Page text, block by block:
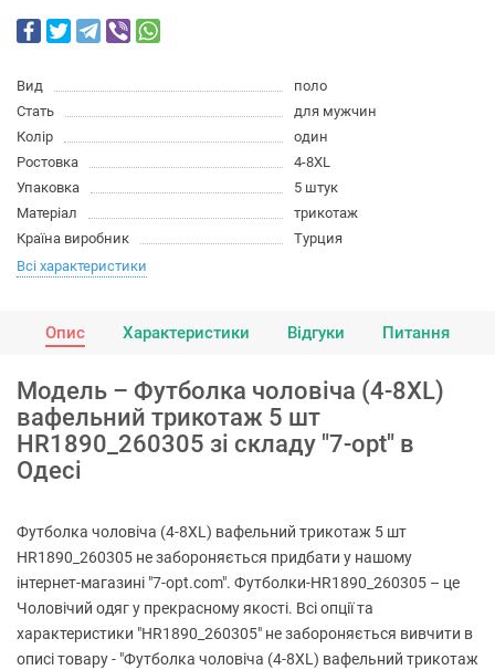
Вид
поло
Стать
для мужчин
Колір
один
Ростовка
4-8XL
Упаковка
5 штук
Матеріал
трикотаж
Країна виробник
Турция
Всі характеристики
Опис Характеристики Відгуки Питання
Модель – Футболка чоловіча (4-8XL)
вафельний трикотаж 5 шт
HR1890_260305 зі складу "7-opt" в
Одесі
Футболка чоловіча (4-8XL) вафельний трикотаж 5 шт
HR1890_260305 не забороняється придбати у нашому
інтернет-магазині "7-opt.com". Футболки-HR1890_260305 – це
Чоловічий одяг у прекрасному якості. Всі опції та
характеристики "HR1890_260305" не забороняється вивчити в
описі товару - "Футболка чоловіча (4-8XL) вафельний трикотаж